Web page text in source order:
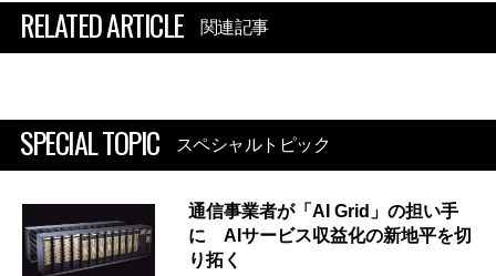
RELATED ARTICLE 関連記事
SPECIAL TOPIC スペシャルトピック
通信事業者が「AI Grid」の担い手
に AIサービス収益化の新地平を切
り拓く